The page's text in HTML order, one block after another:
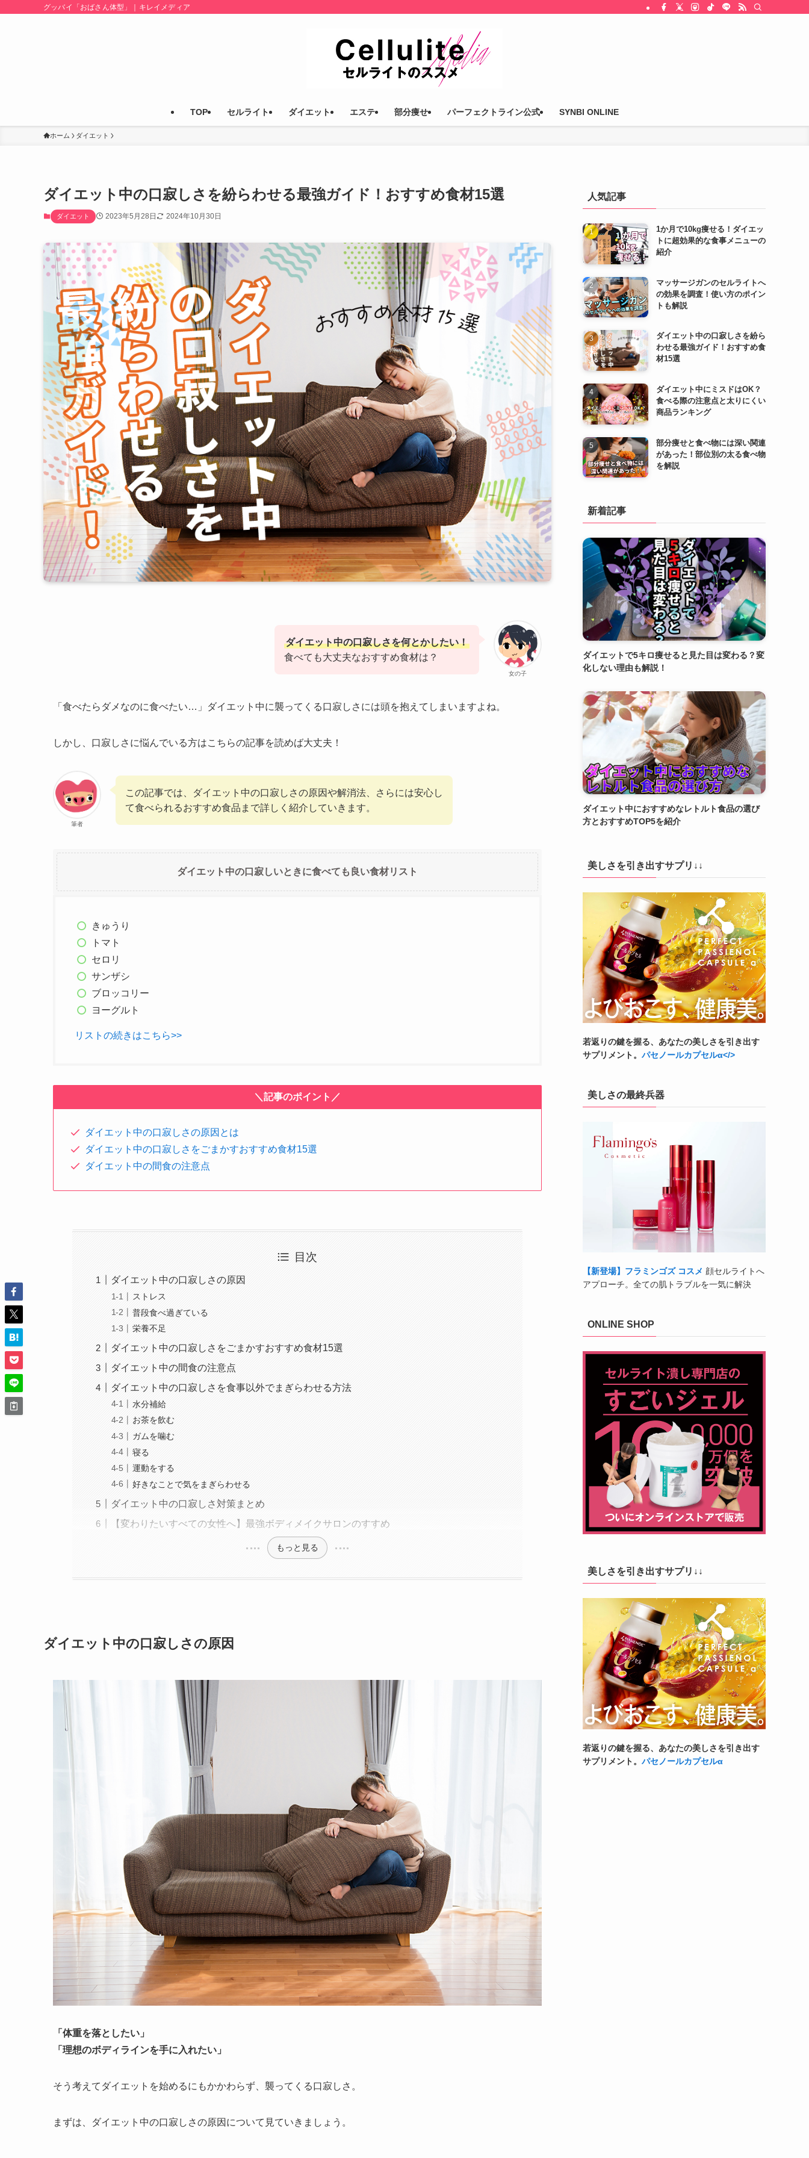
グッバイ「おばさん体型」｜キレイメディア
TOP セルライト ダイエット エステ 部分痩せ パーフェクトライン公式 SYNBI ONLINE
ホーム ダイエット
ダイエット中の口寂しさを紛らわせる最強ガイド！おすすめ食材15選
ダイエット 2023年5月28日 2024年10月30日
女の子
ダイエット中の口寂しさを何とかしたい！
食べても大丈夫なおすすめ食材は？
「食べたらダメなのに食べたい…」ダイエット中に襲ってくる口寂しさには頭を抱えてしまいますよね。
しかし、口寂しさに悩んでいる方はこちらの記事を読めば大丈夫！
筆者
この記事では、ダイエット中の口寂しさの原因や解消法、さらには安心し
て食べられるおすすめ食品まで詳しく紹介していきます。
ダイエット中の口寂しいときに食べても良い食材リスト
きゅうり
トマト
セロリ
サンザシ
ブロッコリー
ヨーグルト
リストの続きはこちら>>
＼記事のポイント／
ダイエット中の口寂しさの原因とは
ダイエット中の口寂しさをごまかすおすすめ食材15選
ダイエット中の間食の注意点
目次
ダイエット中の口寂しさの原因
ストレス
普段食べ過ぎている
栄養不足
ダイエット中の口寂しさをごまかすおすすめ食材15選
ダイエット中の間食の注意点
ダイエット中の口寂しさを食事以外でまぎらわせる方法
水分補給
お茶を飲む
ガムを噛む
寝る
運動をする
好きなことで気をまぎらわせる
ダイエット中の口寂しさ対策まとめ
【変わりたいすべての女性へ】最強ボディメイクサロンのすすめ
もっと見る
ダイエット中の口寂しさの原因
「体重を落としたい」
「理想のボディラインを手に入れたい」
そう考えてダイエットを始めるにもかかわらず、襲ってくる口寂しさ。
まずは、ダイエット中の口寂しさの原因について見ていきましょう。
人気記事
1か月で10kg痩せる！ダイエッ
トに超効果的な食事メニューの
紹介
マッサージガンのセルライトへ
の効果を調査！使い方のポイン
トも解説
ダイエット中の口寂しさを紛ら
わせる最強ガイド！おすすめ食
材15選
ダイエット中にミスドはOK？
食べる際の注意点と太りにくい
商品ランキング
部分痩せと食べ物には深い関連
があった！部位別の太る食べ物
を解説
新着記事
ダイエットで5キロ痩せると見た目は変わる？変
化しない理由も解説！
ダイエット中におすすめなレトルト食品の選び
方とおすすめTOP5を紹介
美しさを引き出すサプリ↓↓
若返りの鍵を握る、あなたの美しさを引き出す
サプリメント。 パセノールカプセルα</>
美しさの最終兵器
【新登場】フラミンゴズ コスメ 顔セルライトへ
アプローチ。全ての肌トラブルを一気に解決
ONLINE SHOP
美しさを引き出すサプリ↓↓
若返りの鍵を握る、あなたの美しさを引き出す
サプリメント。 パセノールカプセルα